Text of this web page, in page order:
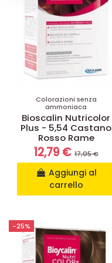
Colorazioni senza
ammoniaca
Bioscalin Nutricolor
Plus - 5,54 Castano
Rosso Rame
12,79 €17,05 €
Aggiungi al
carrello
-25%